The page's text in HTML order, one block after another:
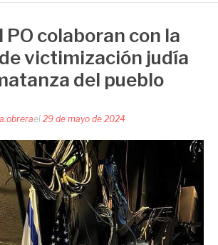
PO colaboran con la
victimización judía
del pueblo
el 29 de mayo de 2024